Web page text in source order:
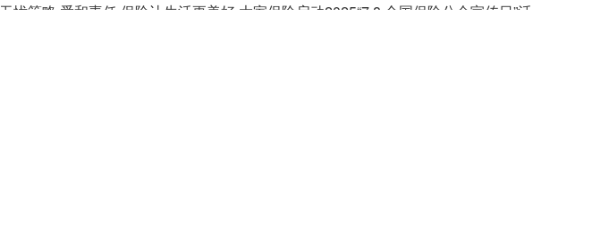
无忧策略 爱和责任 保险让生活更美好 大家保险启动2025“7.8 全国保险公众宣传日”活